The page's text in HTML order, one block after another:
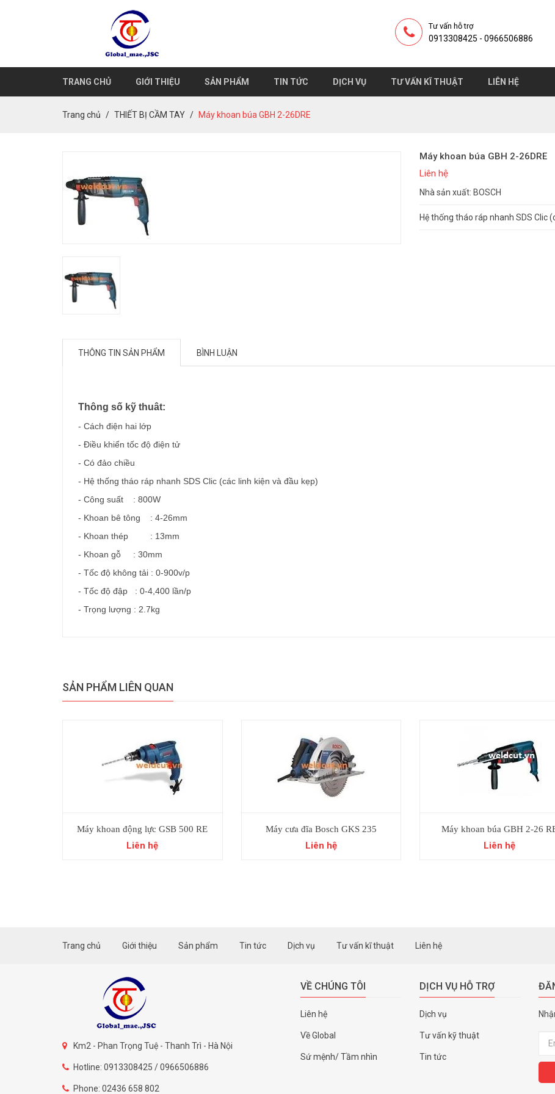
Tư vấn hỗ trợ
0913308425 - 0966506886
TRANG CHỦ GIỚI THIỆU SẢN PHẨM TIN TỨC DỊCH VỤ TƯ VẤN KĨ THUẬT LIÊN HỆ
Trang chủ THIẾT BỊ CẦM TAY Máy khoan búa GBH 2-26DRE
Máy khoan búa GBH 2-26DRE
Liên hệ
Nhà sản xuất: BOSCH
Hệ thống tháo ráp nhanh SDS Clic
THÔNG TIN SẢN PHẨM BÌNH LUẬN
Thông số kỹ thuât:
- Cách điện hai lớp
- Điều khiển tốc độ điện tử
- Có đảo chiều
- Hệ thống tháo ráp nhanh SDS Clic (các linh kiện và đầu kẹp)
- Công suất : 800W
- Khoan bê tông : 4-26mm
- Khoan thép : 13mm
- Khoan gỗ : 30mm
- Tốc độ không tải : 0-900v/p
- Tốc độ đập : 0-4,400 lần/p
- Trọng lượng : 2.7kg
SẢN PHẨM LIÊN QUAN
Máy khoan động lực GSB 500 RE
Professiona
Liên hệ
Máy cưa đĩa Bosch GKS 235
Liên hệ
Máy khoan búa GBH 2-26
Liên hệ
Trang chủ Giới thiệu Sản phẩm Tin tức Dịch vụ Tư vấn kĩ thuật Liên hệ
Km2 - Phan Trọng Tuệ - Thanh Trì - Hà Nội
Hotline: 0913308425 / 0966506886
Phone: 02436 658 802
VỀ CHÚNG TÔI
Liên hệ
Về Global
Sứ mệnh/ Tầm nhìn
DỊCH VỤ HỖ TRỢ
Dịch vụ
Tư vấn kỹ thuật
Tin tức